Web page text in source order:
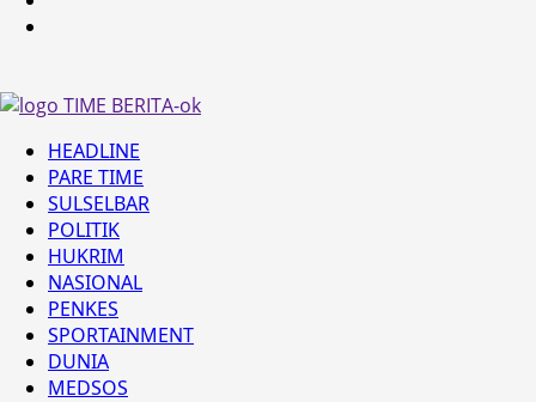
Primary
Menu
HEADLINE
PARE TIME
SULSELBAR
POLITIK
HUKRIM
NASIONAL
PENKES
SPORTAINMENT
DUNIA
MEDSOS